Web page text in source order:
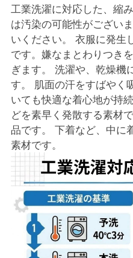
工業洗濯に対応した、縮
は汚染の可能性がござい
いください。 衣服に発生
です。嫌なまとわりつき
ぎます。 洗濯や、乾燥機
す。 肌面の汗をすばやく
いても快適な着心地が持
どを素早く発散する素材
品です。 下着など、中に
素材です。